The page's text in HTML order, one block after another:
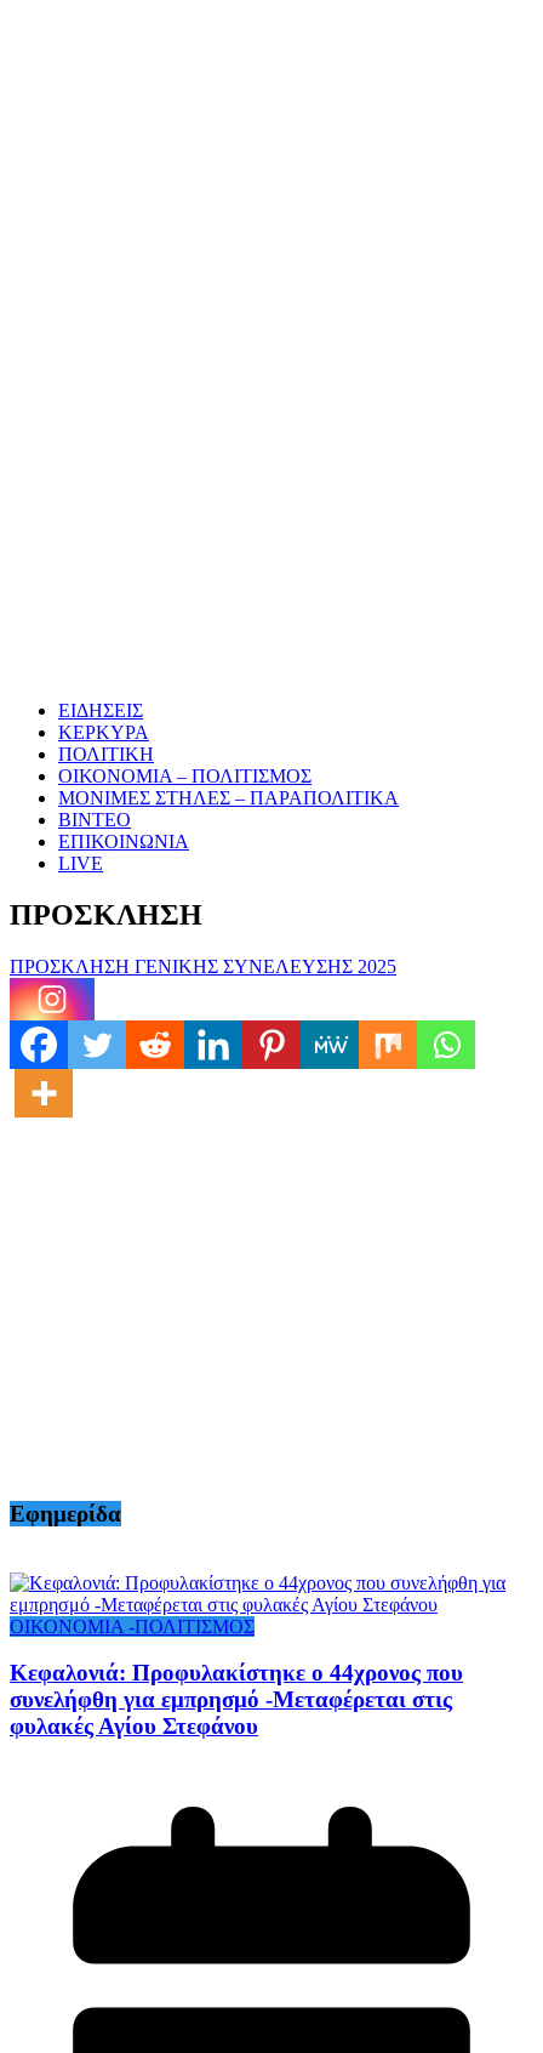
ΕΙΔΗΣΕΙΣ
ΚΕΡΚΥΡΑ
ΠΟΛΙΤΙΚΗ
ΟΙΚΟΝΟΜΙΑ – ΠΟΛΙΤΙΣΜΟΣ
ΜΟΝΙΜΕΣ ΣΤΗΛΕΣ – ΠΑΡΑΠΟΛΙΤΙΚΑ
ΒΙΝΤΕΟ
ΕΠΙΚΟΙΝΩΝΙΑ
LIVE
ΠΡΟΣΚΛΗΣΗ
ΠΡΟΣΚΛΗΣΗ ΓΕΝΙΚΗΣ ΣΥΝΕΛΕΥΣΗΣ 2025
Εφημερίδα
ΟΙΚΟΝΟΜΙΑ -ΠΟΛΙΤΙΣΜΟΣ
Κεφαλονιά: Προφυλακίστηκε ο 44χρονος που
συνελήφθη για εμπρησμό -Μεταφέρεται στις
φυλακές Αγίου Στεφάνου